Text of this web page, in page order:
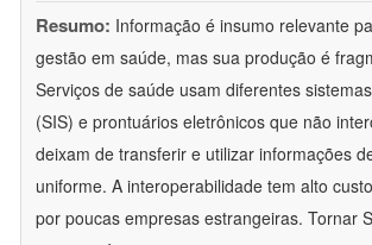
Resumo: Informação é insumo relevante
gestão em saúde, mas sua produção é
Serviços de saúde usam diferentes
(SIS) e prontuários eletrônicos que não
deixam de transferir e utilizar informações
uniforme. A interoperabilidade tem alto
por poucas empresas estrangeiras. Tornar